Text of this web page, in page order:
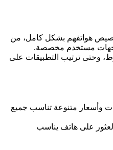
هواتفهم بشكل كامل، من
مستخدم مخصصة.
وحتى ترتيب التطبيقات على
وأسعار متنوعة تناسب جميع
على هاتف يناسب